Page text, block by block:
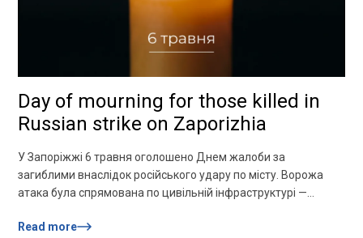
Day of mourning for those killed in
Russian strike on Zaporizhia
У Запоріжжі 6 травня оголошено Днем жалоби за
загиблими внаслідок російського удару по місту. Ворожа
атака була спрямована по цивільній інфраструктурі —
Унаслідок удару загинули 12 людей, десятки отримали
Read more